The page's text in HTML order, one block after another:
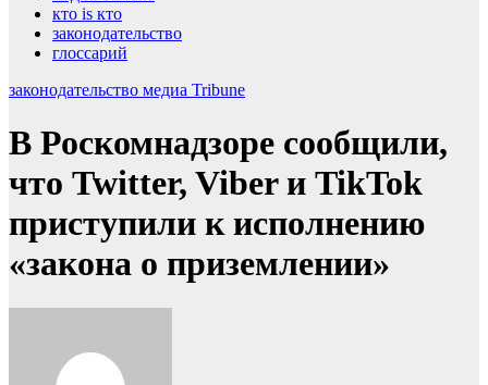
кто is кто
законодательство
глоссарий
законодательство медиа Tribune
В Роскомнадзоре сообщили,
что Twitter, Viber и TikTok
приступили к исполнению
«закона о приземлении»